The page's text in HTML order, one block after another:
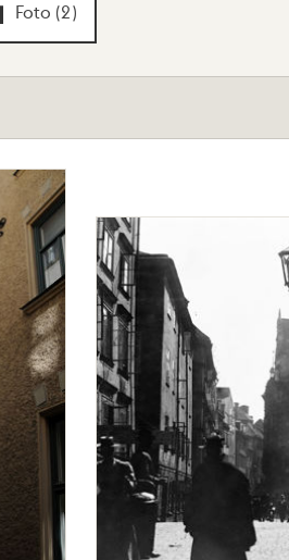
Foto (2)